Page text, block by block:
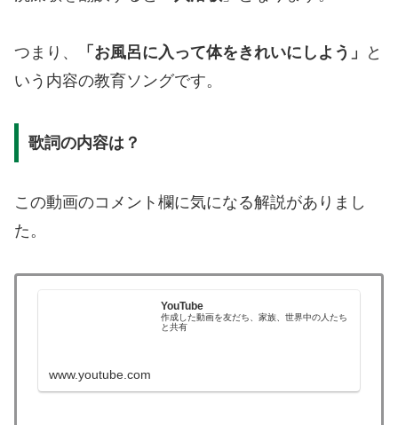
つまり、 「お風呂に入って体をきれいにしよう」
と
いう内容の教育ソングです。
歌詞の内容は？
この動画のコメント欄に気になる解説がありまし
た。
YouTube
作成した動画を友だち、家族、世界中の人たち
と共有
www.youtube.com